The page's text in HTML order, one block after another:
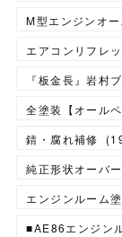
M型エンジンオ
エアコンリフレ
『板金長』岩村
全塗装【オールペ
錆・腐れ補修
(
純正形状オーバ
エンジンルーム
■AE86エンジン